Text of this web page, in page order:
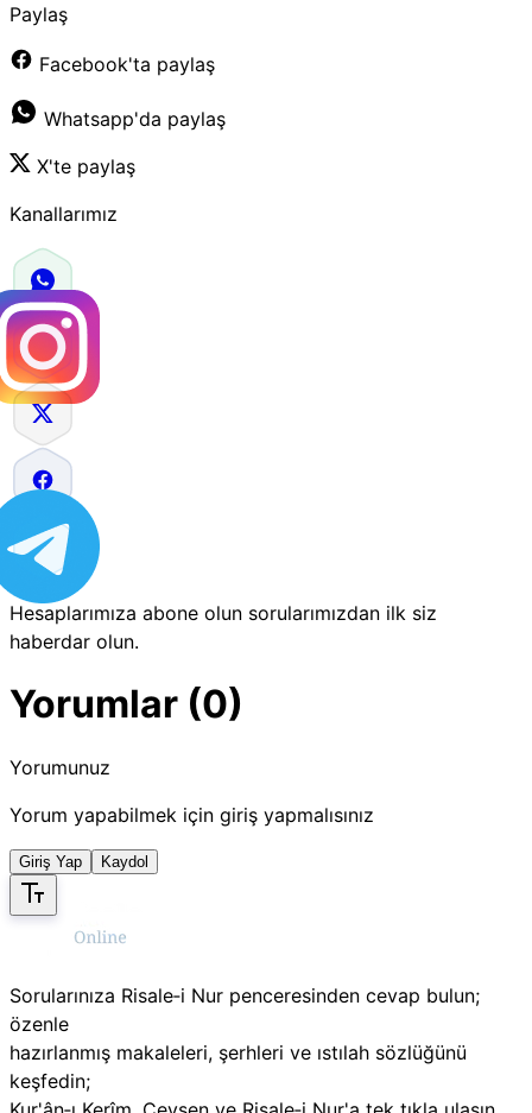
Paylaş
Facebook'ta paylaş
Whatsapp'da paylaş
X'te paylaş
Kanallarımız
Hesaplarımıza abone olun sorularımızdan ilk siz
haberdar olun.
Yorumlar (0)
Yorumunuz
Yorum yapabilmek için giriş yapmalısınız
Giriş Yap Kaydol
Sorularınıza Risale‑i Nur penceresinden cevap bulun;
özenle
hazırlanmış makaleleri, şerhleri ve ıstılah sözlüğünü
keşfedin;